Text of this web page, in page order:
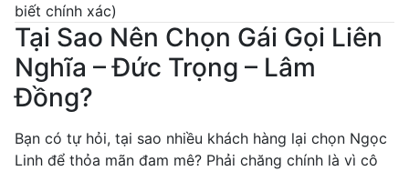
biết chính xác)
Tại Sao Nên Chọn Gái Gọi Liên
Nghĩa – Đức Trọng – Lâm
Đồng?
Bạn có tự hỏi, tại sao nhiều khách hàng lại chọn Ngọc
Linh để thỏa mãn đam mê? Phải chăng chính là vì cô